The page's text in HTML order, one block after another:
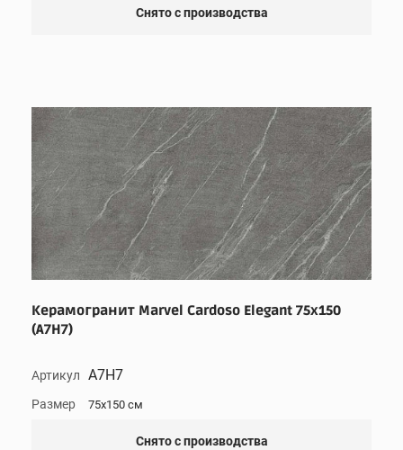
Снято с производства
Керамогранит Marvel Cardoso Elegant 75x150
(A7H7)
Артикул A7H7
Размер 75x150 см
Снято с производства